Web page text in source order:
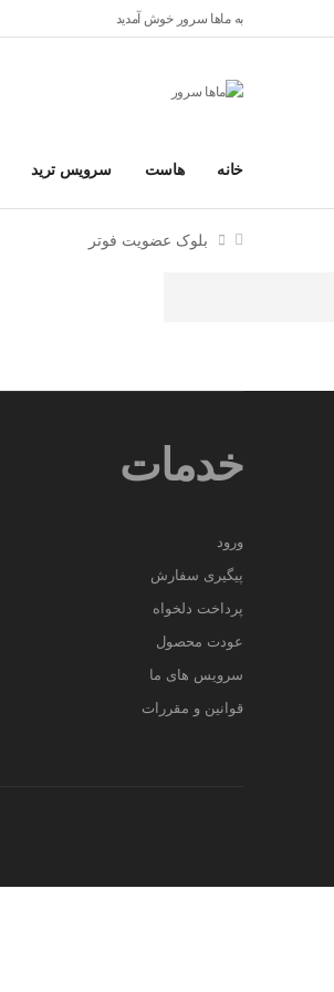
به ماها سرور خوش آمدید
خانه هاست سرویس ترید
بلوک عضویت فوتر
خدمات
ورود
پیگیری سفارش
پرداخت دلخواه
عودت محصول
سرویس های ما
قوانین و مقررات